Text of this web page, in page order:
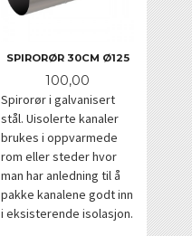
SPIRORØR 30CM Ø125
Pris
100,00
Spirorør i galvanisert
stål. Uisolerte kanaler
brukes i oppvarmede
rom eller steder hvor
man har anledning til å
pakke kanalene godt inn
i eksisterende isolasjon.